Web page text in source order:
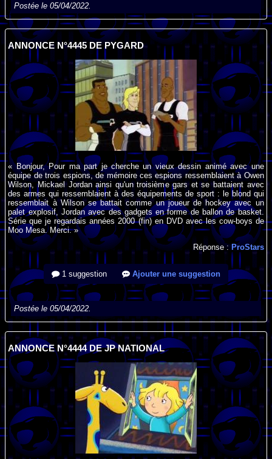
Postée le 05/04/2022.
ANNONCE N°4445 DE PYGARD
« Bonjour, Pour ma part je cherche un vieux dessin animé avec une
équipe de trois espions, de mémoire ces espions ressemblaient à Owen
Wilson, Mickael Jordan ainsi qu'un troisième gars et se battaient avec
des armes qui ressemblaient à des équipements de sport : le blond qui
ressemblait à Wilson se battait comme un joueur de hockey avec un
palet explosif, Jordan avec des gadgets en forme de ballon de basket.
Série que je regardais années 2000 (fin) en DVD avec les cow-boys de
Moo Mesa. Merci. »
Réponse :ProStars
1 suggestion Ajouter une suggestion
Postée le 05/04/2022.
ANNONCE N°4444 DE JP NATIONAL